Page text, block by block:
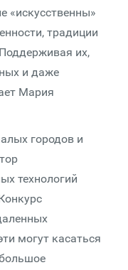
«искусственны»
традиции
их,
и даже
Мария
городов и
технологий
могут касаться